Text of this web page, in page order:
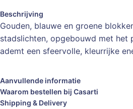
Beschrijving
Gouden, blauwe en groene
stadslichten, opgebouwd met het
ademt een sfeervolle, kleurrijke
Aanvullende informatie
Waarom bestellen bij Casarti
Shipping & Delivery